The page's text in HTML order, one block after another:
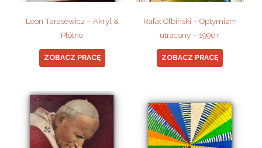
Leon Tarasewicz – Akryl &
Płótno
ZOBACZ PRACĘ
Rafał Olbiński – Optymizm
utracony – 1996 r
ZOBACZ PRACĘ